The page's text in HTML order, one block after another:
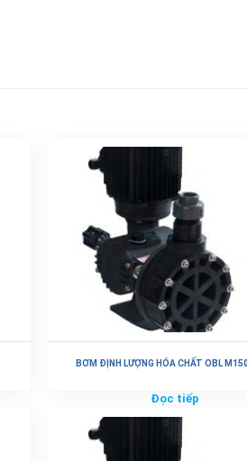
BƠM ĐỊNH LƯỢNG HÓA CHẤT OBL
Đọc tiếp